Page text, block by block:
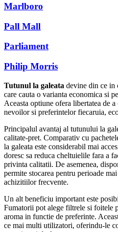
Marlboro
Pall Mall
Parliament
Philip Morris
Tutunul la galeata devine din ce in
care cauta o varianta economica si
Aceasta optiune ofera libertatea de
nevoilor si preferintelor fiecaruia,
Principalul avantaj al tutunului la
calitate-pret. Comparativ cu
la galeata este considerabil mai
doresc sa reduca cheltuielile fara a
privinta calitatii. De asemenea,
permite stocarea pentru perioade
achizitiilor frecvente.
Un alt beneficiu important este
Fumatorii pot alege filtrele si foitele
aroma in functie de preferinte.
ce mai multi utilizatori, oferindu-le